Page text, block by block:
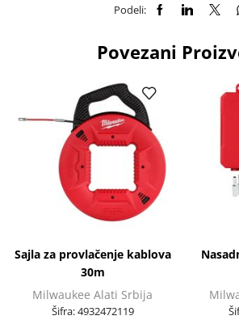
Podeli:
Povezani
Sajla za provlačenje kablova
30m
Milwaukee Alati Srbija
Šifra:4932472119